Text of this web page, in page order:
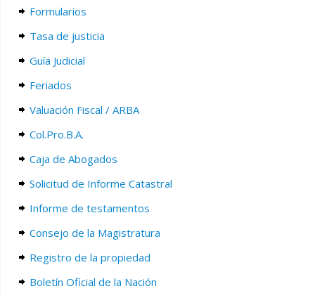
Formularios
Tasa de justicia
Guía Judicial
Feriados
Valuación Fiscal / ARBA
Col.Pro.B.A.
Caja de Abogados
Solicitud de Informe Catastral
Informe de testamentos
Consejo de la Magistratura
Registro de la propiedad
Boletín Oficial de la Nación